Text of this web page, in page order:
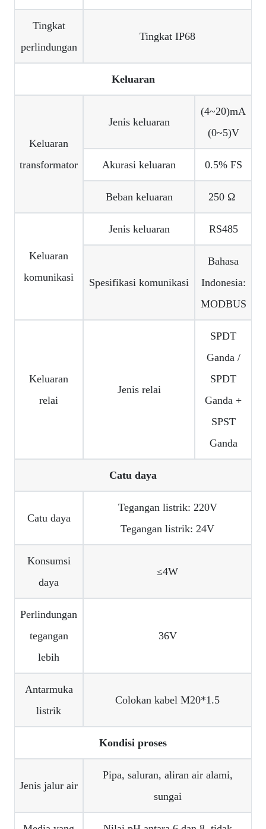
Tingkat
perlindungan
Tingkat IP68
Keluaran
Keluaran
transformator
Jenis keluaran
(4~20)mA
(0~5)V
Akurasi keluaran 0.5% FS
Beban keluaran 250 Ω
Keluaran
komunikasi
Jenis keluaran RS485
Spesifikasi komunikasi
Bahasa
Indonesia:
MODBUS
Keluaran
relai
Jenis relai
SPDT
Ganda /
SPDT
Ganda +
SPST
Ganda
Catu daya
Catu daya
Tegangan listrik: 220V
Tegangan listrik: 24V
Konsumsi
daya
≤4W
Perlindungan
tegangan
lebih
36V
Antarmuka
listrik
Colokan kabel M20*1.5
Kondisi proses
Jenis jalur air
Pipa, saluran, aliran air alami,
sungai